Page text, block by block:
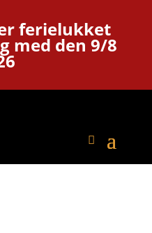
ferielukket
med den 9/8